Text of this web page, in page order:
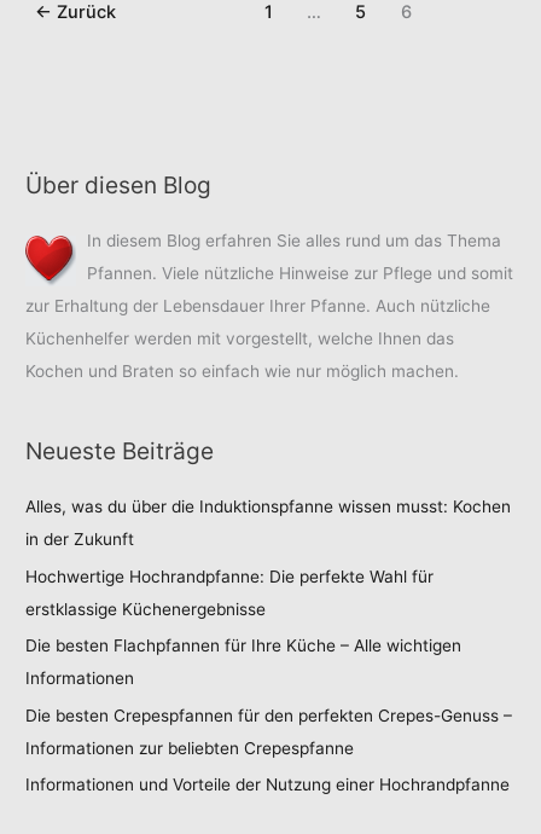
← Zurück 1 … 5 6
Über diesen Blog
In diesem Blog erfahren Sie alles rund um das Thema
Pfannen. Viele nützliche Hinweise zur Pflege und somit
zur Erhaltung der Lebensdauer Ihrer Pfanne. Auch nützliche
Küchenhelfer werden mit vorgestellt, welche Ihnen das
Kochen und Braten so einfach wie nur möglich machen.
Neueste Beiträge
Alles, was du über die Induktionspfanne wissen musst: Kochen
in der Zukunft
Hochwertige Hochrandpfanne: Die perfekte Wahl für
erstklassige Küchenergebnisse
Die besten Flachpfannen für Ihre Küche – Alle wichtigen
Informationen
Die besten Crepespfannen für den perfekten Crepes-Genuss –
Informationen zur beliebten Crepespfanne
Informationen und Vorteile der Nutzung einer Hochrandpfanne